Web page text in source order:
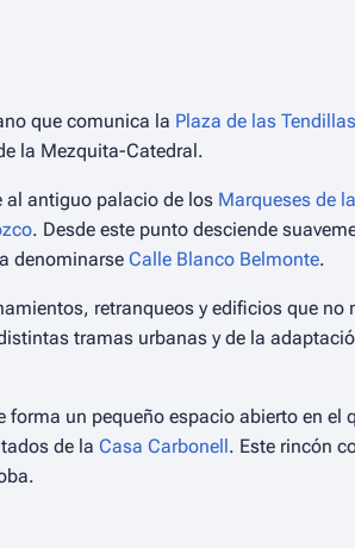
que comunica la Plaza de las Tendillas
la Mezquita-Catedral.
al antiguo palacio de los Marqueses de
. Desde este punto desciende
denominarse Calle Blanco Belmonte.
retranqueos y edificios que
tramas urbanas y de la
un pequeño espacio abierto en
de la Casa Carbonell. Este rincón